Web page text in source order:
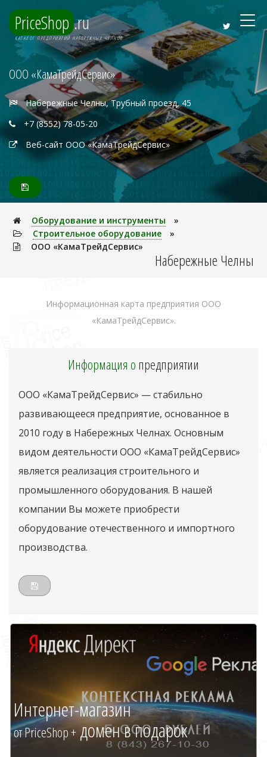
PriceShop .ru
КАТАЛОГ ПРЕДПРИЯТИЙ НАБЕРЕЖНЫХ ЧЕЛНОВ
ООО «КамаТрейдСервис»
Набережные Челны, Трубный проезд, 45
+7 (8552) 78-05-20
Веб-сайт ООО «КамаТрейдСервис»
Оборудование и инструменты
»
Строительное оборудование
»
ООО «КамаТрейдСервис»
Набережные Челны
Информационная карта предприятия ООО
«КамаТрейдСервис».
Информация опредприятии
ООО «КамаТрейдСервис» — стабильно
развивающееся предприятие, основанное в
2010 году в Набережных Челнах. Основным
видом деятельности ООО «КамаТрейдСервис»
является реализация строительного и
промышленного оборудования. В нашей
компании Вы можете приобрести
оборудование отечественного и импортного
производства.
Интернет-магазин
от PriceShop +домен в подарок